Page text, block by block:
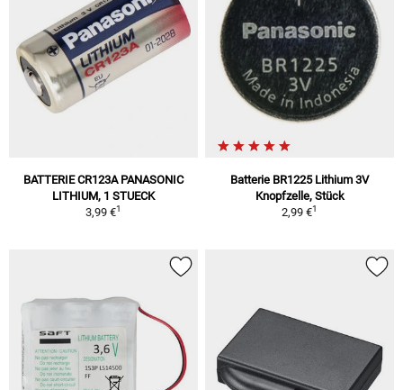
BATTERIE CR123A PANASONIC
LITHIUM, 1 STUECK
3,99 €1
Batterie BR1225 Lithium 3V
Knopfzelle, Stück
2,99 €1